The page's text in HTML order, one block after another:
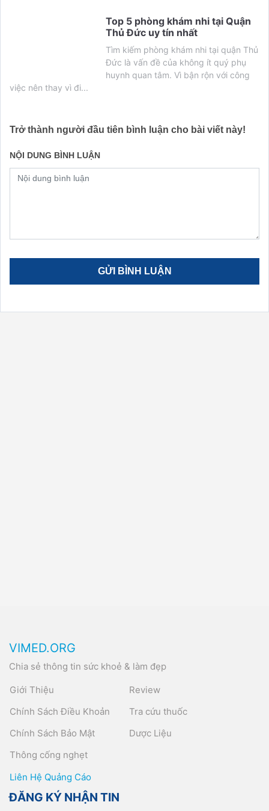
Top 5 phòng khám nhi tại Quận
Thủ Đức uy tín nhất
Tìm kiếm phòng khám nhi tại quận Thủ
Đức là vấn đề của không ít quý phụ
huynh quan tâm. Vì bận rộn với công
việc nên thay vì đi...
Trở thành người đầu tiên bình luận cho bài viết này!
NỘI DUNG BÌNH LUẬN
VIMED.ORG
Chia sẻ thông tin sức khoẻ & làm đẹp
Giới Thiệu
Chính Sách Điều Khoản
Chính Sách Bảo Mật
Thông cống nghẹt
Review
Tra cứu thuốc
Dược Liệu
Liên Hệ Quảng Cáo
ĐĂNG KÝ NHẬN TIN